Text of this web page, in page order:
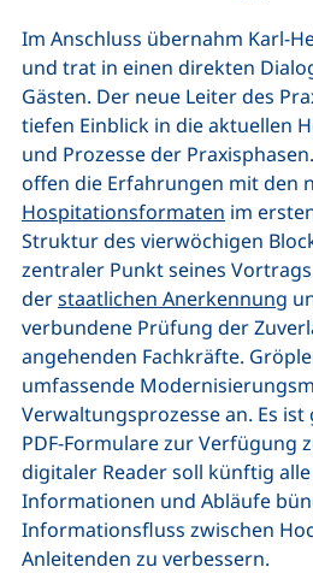
Im Anschluss übernahm Karl-
und trat in einen direkten
Gästen. Der neue Leiter des
tiefen Einblick in die aktuellen
und Prozesse der
offen die Erfahrungen mit den
Hospitationsformaten im
Struktur des vierwöchigen
zentraler Punkt seines
derstaatlichen Anerkennung
verbundene Prüfung der
angehenden Fachkräfte.
umfassende
Verwaltungsprozesse an. Es
PDF-Formulare zur Verfügung
digitaler Reader soll künftig
Informationen und Abläufe
Informationsfluss zwischen
Anleitenden zu verbessern.